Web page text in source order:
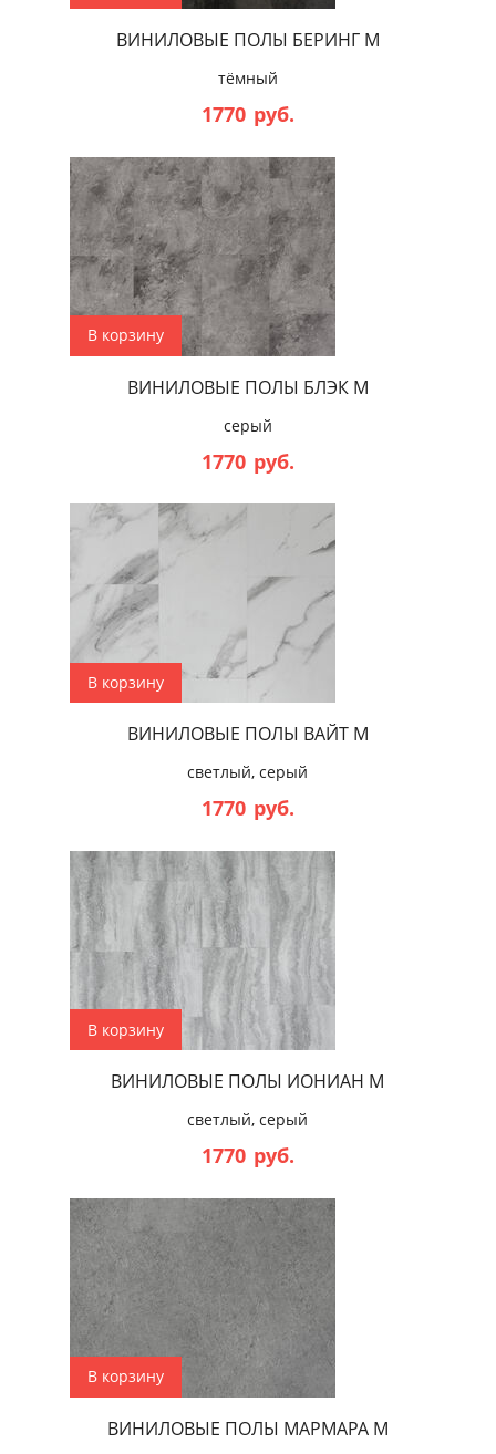
ВИНИЛОВЫЕ ПОЛЫ БЕРИНГ М
тёмный
1770 руб.
В корзину
ВИНИЛОВЫЕ ПОЛЫ БЛЭК М
серый
1770 руб.
В корзину
ВИНИЛОВЫЕ ПОЛЫ ВАЙТ М
светлый, серый
1770 руб.
В корзину
ВИНИЛОВЫЕ ПОЛЫ ИОНИАН М
светлый, серый
1770 руб.
В корзину
ВИНИЛОВЫЕ ПОЛЫ МАРМАРА М